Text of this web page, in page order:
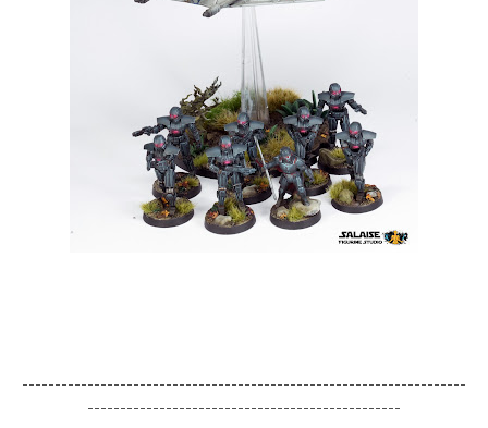
--------------------------------------------------------------------
------------------------------------------------